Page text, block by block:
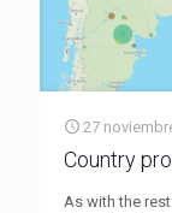
27
Country
As with the